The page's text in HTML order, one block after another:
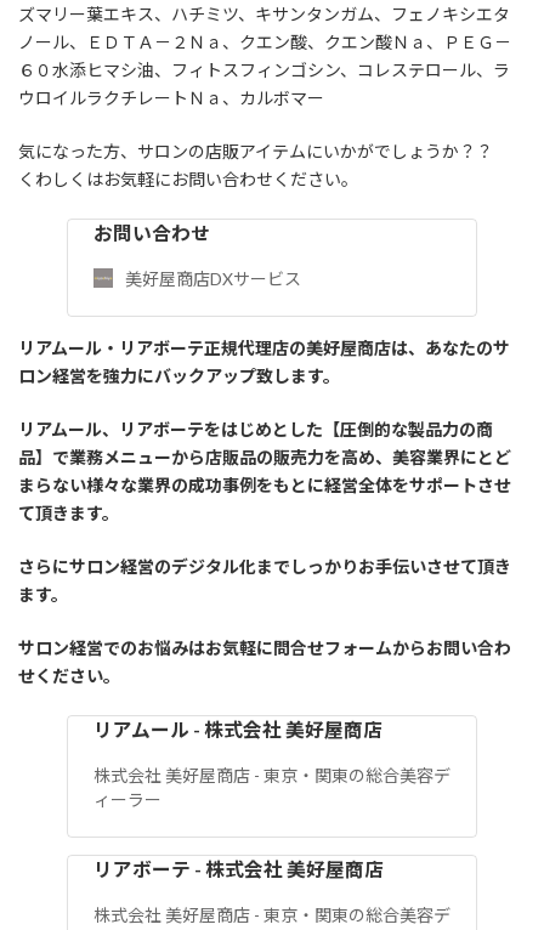
ズマリー葉エキス、ハチミツ、キサンタンガム、フェノキシエタ
ノール、ＥＤＴＡ－２Ｎａ、クエン酸、クエン酸Ｎａ、ＰＥＧ－
６０水添ヒマシ油、フィトスフィンゴシン、コレステロール、ラ
ウロイルラクチレートＮａ、カルボマー
気になった方、サロンの店販アイテムにいかがでしょうか？？
くわしくはお気軽にお問い合わせください。
お問い合わせ
美好屋商店DXサービス
リアムール・リアボーテ正規代理店の美好屋商店は、あなたのサ
ロン経営を強力にバックアップ致します。
リアムール、リアボーテをはじめとした【圧倒的な製品力の商
品】で業務メニューから店販品の販売力を高め、美容業界にとど
まらない様々な業界の成功事例をもとに経営全体をサポートさせ
て頂きます。
さらにサロン経営のデジタル化までしっかりお手伝いさせて頂き
ます。
サロン経営でのお悩みはお気軽に問合せフォームからお問い合わ
せください。
リアムール - 株式会社 美好屋商店
株式会社 美好屋商店 - 東京・関東の総合美容デ
ィーラー
リアボーテ - 株式会社 美好屋商店
株式会社 美好屋商店 - 東京・関東の総合美容デ